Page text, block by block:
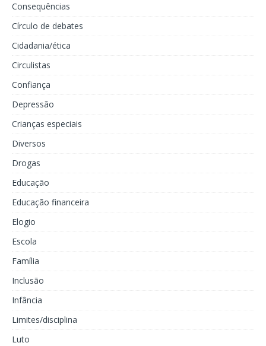
Consequências
Círculo de debates
Cidadania/ética
Circulistas
Confiança
Depressão
Crianças especiais
Diversos
Drogas
Educação
Educação financeira
Elogio
Escola
Família
Inclusão
Infância
Limites/disciplina
Luto